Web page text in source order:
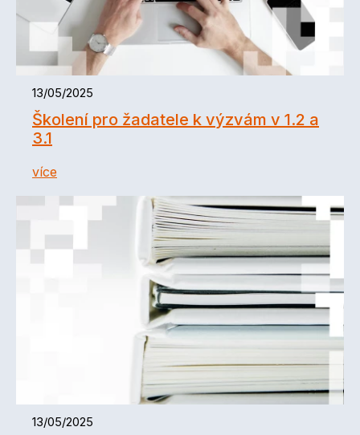
13/05/2025
Školení pro žadatele k výzvám v 1.2 a
3.1
více
13/05/2025